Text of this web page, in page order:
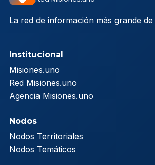
La red de información más grande de
Institucional
Misiones.uno
Red Misiones.uno
Agencia Misiones.uno
Nodos
Nodos Territoriales
Nodos Temáticos